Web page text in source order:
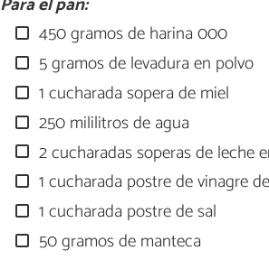
450 gramos de harina 000
5 gramos de levadura en polvo
1 cucharada sopera de miel
250 mililitros de agua
2 cucharadas soperas de leche
1 cucharada postre de vinagre
1 cucharada postre de sal
50 gramos de manteca